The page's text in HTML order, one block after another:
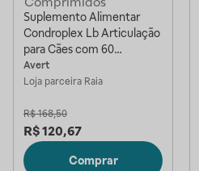
Suplemento Alimentar
Condroplex Lb Articulação
para Cães com 60
Comprimidos
Avert
Loja parceira Raia
R$ 168,50
R$120,67
Comprar